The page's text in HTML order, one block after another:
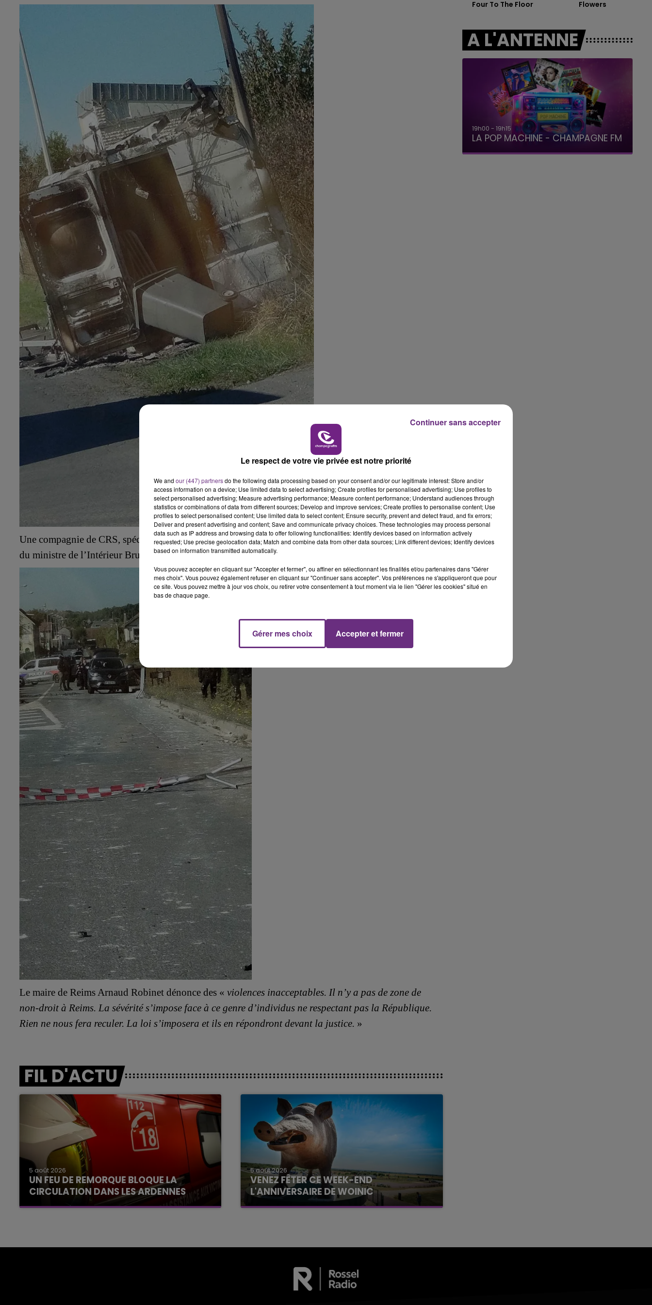
LE CLUB CHAMPAGNE FM LA POP MACHINE - CHAMPAGNE FM
Une compagnie de CRS, spécialisée danslesviolences urbaines,a été déployée sur placesur décision
du ministre de l’Intérieur Bruno Retailleau, pour ramener le calme.
Le maire de Reims Arnaud Robinet dénonce des « violences inacceptables. Il n’y a pas de zone de
non-droit à Reims. La sévérité s’impose face à ce genre d’individus ne respectant pas la République.
Rien ne nous fera reculer. La loi s’imposera et ils en répondront devant la justice. »
FIL D'ACTU
5 août 2026
UN FEU DE REMORQUE BLOQUE LA
CIRCULATION DANS LES ARDENNES
Un feu de remorque s'est déclaré ce mercredi
5 août 2026
VENEZ FÊTER CE WEEK-END
L'ANNIVERSAIRE DE WOINIC
Ce samedi 8 août sera un grand jour :
Four To The Floor Flowers
A L'ANTENNE
15h00 - 19h00
Le Club Champagne FM
19h00 - 19h15
LA POP MACHINE - CHAMPAGNE FM
19h15 - 20h00
LA RADIO POP
Le respect de votre vie privée est notre priorité
We and our (447) partnersdo the following data processing based on your consent and/or our legitimate interest: Store and/or
access information on a device; Use limited data to select advertising; Create profiles for personalised advertising; Use profiles to
select personalised advertising; Measure advertising performance; Measure content performance; Understand audiences through
statistics or combinations of data from different sources; Develop and improve services; Create profiles to personalise content; Use
profiles to select personalised content; Use limited data to select content; Ensure security, prevent and detect fraud, and fix errors;
Deliver and present advertising and content; Save and communicate privacy choices. These technologies may process personal
data such as IP address and browsing data to offer following functionalities: Identify devices based on information actively
requested; Use precise geolocation data; Match and combine data from other data sources; Link different devices; Identify devices
based on information transmitted automatically.
Vous pouvez accepter en cliquant sur "Accepter et fermer", ou affiner en sélectionnant les finalités et/ou partenaires dans "Gérer
mes choix". Vous pouvez également refuser en cliquant sur "Continuer sans accepter". Vos préférences ne s'appliqueront que pour
ce site. Vous pouvez mettre à jour vos choix, ou retirer votre consentement à tout moment via le lien "Gérer les cookies" situé en
bas de chaque page.
Gérer mes choix Accepter et fermer
Continuer sans accepter